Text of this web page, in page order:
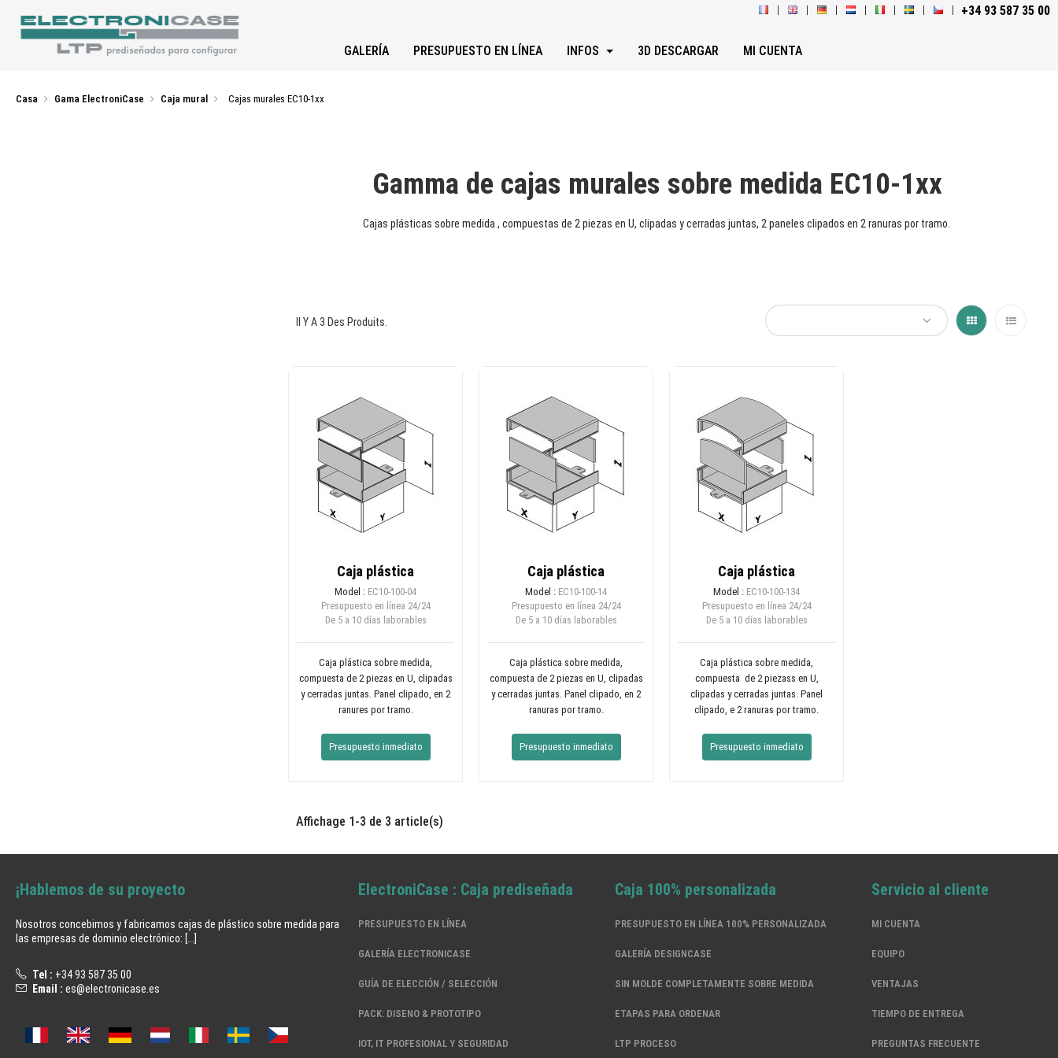
+34 93 587 35 00
GALERÍA PRESUPUESTO EN LÍNEA INFOS 3D DESCARGAR MI CUENTA
Casa Gama ElectroniCase Caja mural Cajas murales EC10-1xx
Gamma de cajas murales sobre medida EC10-1xx
Cajas plásticas sobre medida , compuestas de 2 piezas en U, clipadas y cerradas juntas, 2 paneles clipados en 2 ranuras por tramo.
Il Y A 3 Des Produits.
Caja plástica
Model : EC10-100-04
Presupuesto en línea 24/24
De 5 a 10 días laborables
Caja plástica sobre medida,
compuesta de 2 piezas en U, clipadas
y cerradas juntas. Panel clipado, en 2
ranures por tramo.
Presupuesto inmediato
Caja plástica
Model : EC10-100-14
Presupuesto en línea 24/24
De 5 a 10 días laborables
Caja plástica sobre medida,
compuesta de 2 piezas en U, clipadas
y cerradas juntas. Panel clipado, en 2
ranuras por tramo.
Presupuesto inmediato
Caja plástica
Model : EC10-100-134
Presupuesto en línea 24/24
De 5 a 10 días laborables
Caja plástica sobre medida,
compuesta de 2 piezass en U,
clipadas y cerradas juntas. Panel
clipado, e 2 ranuras por tramo.
Presupuesto inmediato
Affichage 1-3 de 3 article(s)
¡Hablemos de su proyecto
Nosotros concebimos y fabricamos cajas de plástico sobre medida para
las empresas de dominio electrónico: [...]
Tel : +34 93 587 35 00
Email : es@electronicase.es
ElectroniCase : Caja prediseñada
PRESUPUESTO EN LÍNEA
GALERÍA ELECTRONICASE
GUÍA DE ELECCIÓN / SELECCIÓN
PACK: DISENO & PROTOTIPO
IOT, IT PROFESIONAL Y SEGURIDAD
Caja 100% personalizada
PRESUPUESTO EN LÍNEA 100% PERSONALIZADA
GALERÍA DESIGNCASE
SIN MOLDE COMPLETAMENTE SOBRE MEDIDA
ETAPAS PARA ORDENAR
LTP PROCESO
Servicio al cliente
MI CUENTA
EQUIPO
VENTAJAS
TIEMPO DE ENTREGA
PREGUNTAS FRECUENTE